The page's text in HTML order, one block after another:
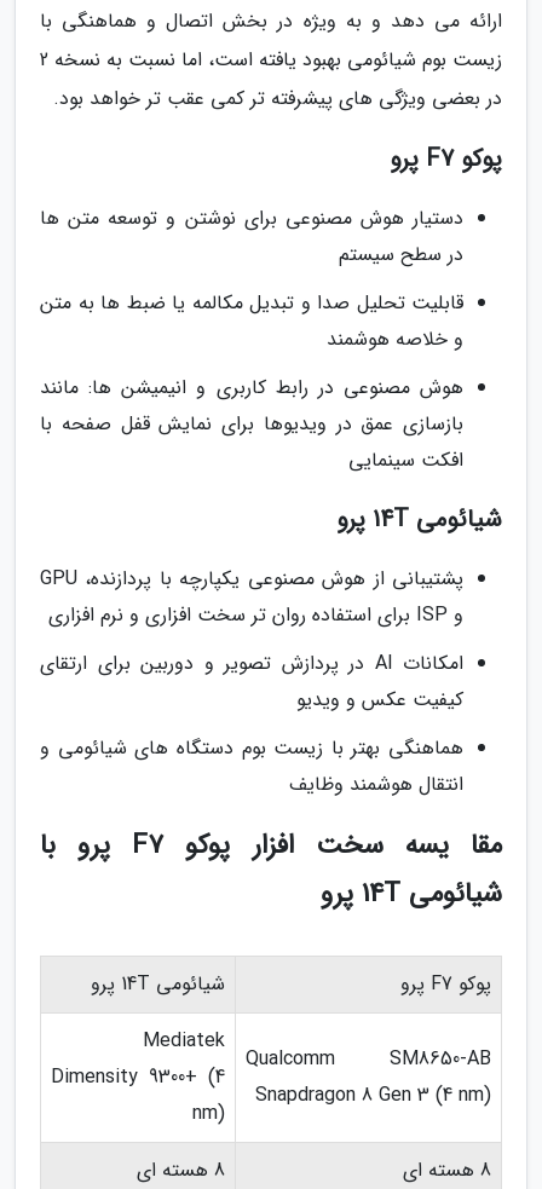
ارائه می دهد و به ویژه در بخش اتصال و هماهنگی با
زیست بوم شیائومی بهبود یافته است، اما نسبت به نسخه 2
در بعضی ویژگی های پیشرفته تر کمی عقب تر خواهد بود.
پوکو F7 پرو
دستیار هوش مصنوعی برای نوشتن و توسعه متن ها
در سطح سیستم
قابلیت تحلیل صدا و تبدیل مکالمه یا ضبط ها به متن
و خلاصه هوشمند
هوش مصنوعی در رابط کاربری و انیمیشن ها: مانند
بازسازی عمق در ویدیوها برای نمایش قفل صفحه با
افکت سینمایی
شیائومی 14T پرو
پشتیبانی از هوش مصنوعی یکپارچه با پردازنده، GPU
و ISP برای استفاده روان تر سخت افزاری و نرم افزاری
امکانات AI در پردازش تصویر و دوربین برای ارتقای
کیفیت عکس و ویدیو
هماهنگی بهتر با زیست بوم دستگاه های شیائومی و
انتقال هوشمند وظایف
مقا یسه سخت افزار پوکو F7 پرو با
شیائومی 14T پرو
پوکو F7 پرو شیائومی 14T پرو
Qualcomm SM8650-AB
Snapdragon 8 Gen 3 (4 nm)
Mediatek
Dimensity 9300+ (4
nm)
8 هسته ای
8 هسته ای